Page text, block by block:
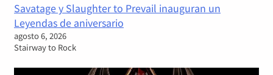
Savatage y Slaughter to Prevail inauguran un
Leyendas de aniversario
agosto 6, 2026
Stairway to Rock